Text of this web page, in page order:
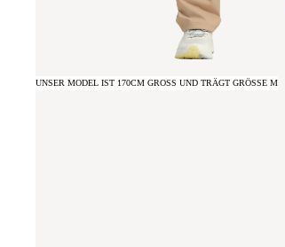
UNSER MODEL IST 170CM GROSS UND TRÄGT GRÖSSE M